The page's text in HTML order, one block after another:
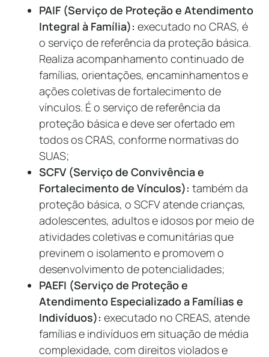
PAIF (Serviço de Proteção e Atendimento
Integral à Família): executado no CRAS, é
o serviço de referência da proteção básica.
Realiza acompanhamento continuado de
famílias, orientações, encaminhamentos e
ações coletivas de fortalecimento de
vínculos. É o serviço de referência da
proteção básica e deve ser ofertado em
todos os CRAS, conforme normativas do
SUAS;
SCFV (Serviço de Convivência e
Fortalecimento de Vínculos): também da
proteção básica, o SCFV atende crianças,
adolescentes, adultos e idosos por meio de
atividades coletivas e comunitárias que
previnem o isolamento e promovem o
desenvolvimento de potencialidades;
PAEFI (Serviço de Proteção e
Atendimento Especializado a Famílias e
Indivíduos): executado no CREAS, atende
famílias e indivíduos em situação de média
complexidade, com direitos violados e